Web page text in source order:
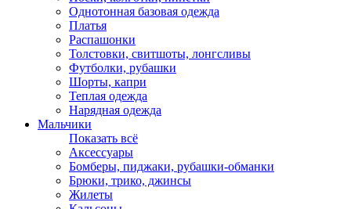
Однотонная базовая одежда
Платья
Распашонки
Толстовки, свитшоты, лонгсливы
Футболки, рубашки
Шорты, капри
Теплая одежда
Нарядная одежда
Мальчики
Показать всё
Аксессуары
Бомберы, пиджаки, рубашки-обманки
Брюки, трико, джинсы
Жилеты